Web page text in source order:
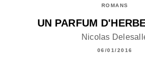
ROMANS
UN PARFUM
Nicolas
06/01/2016